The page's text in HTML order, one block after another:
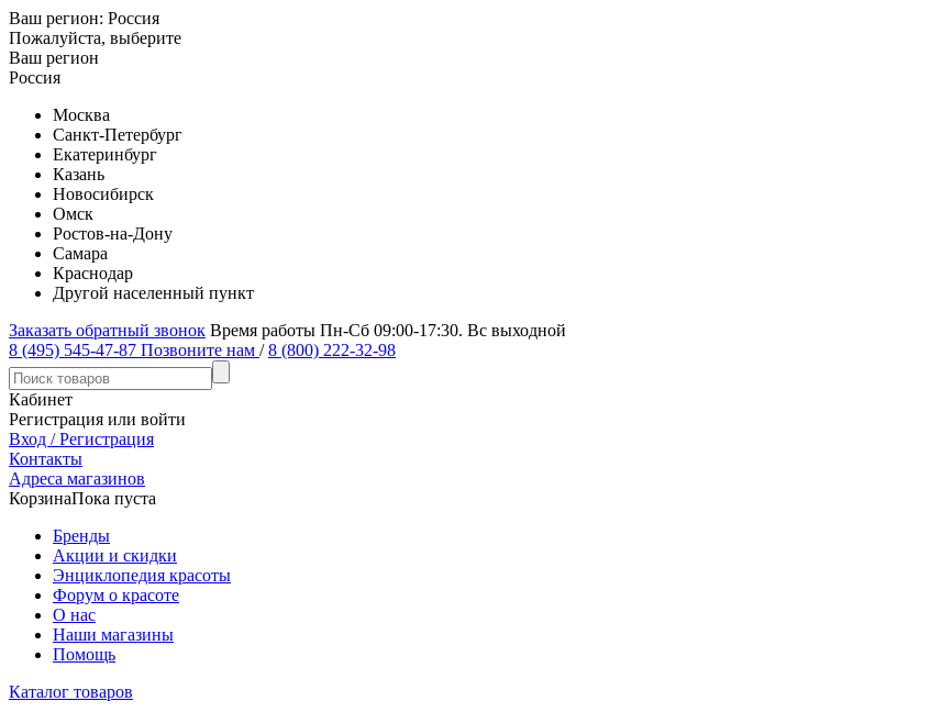
Ваш регион: Россия
Пожалуйста, выберите
Ваш регион
Россия
Москва
Санкт-Петербург
Екатеринбург
Казань
Новосибирск
Омск
Ростов-на-Дону
Самара
Краснодар
Другой населенный пункт
Заказать обратный звонок Время работы Пн-Сб 09:00-17:30. Вс выходной
8 (495) 545-47-87 Позвоните нам / 8 (800) 222-32-98
Кабинет
Регистрация или войти
Вход / Регистрация
Контакты
Адреса магазинов
КорзинаПока пуста
Бренды
Акции и скидки
Энциклопедия красоты
Форум о красоте
О нас
Наши магазины
Помощь
Каталог товаров